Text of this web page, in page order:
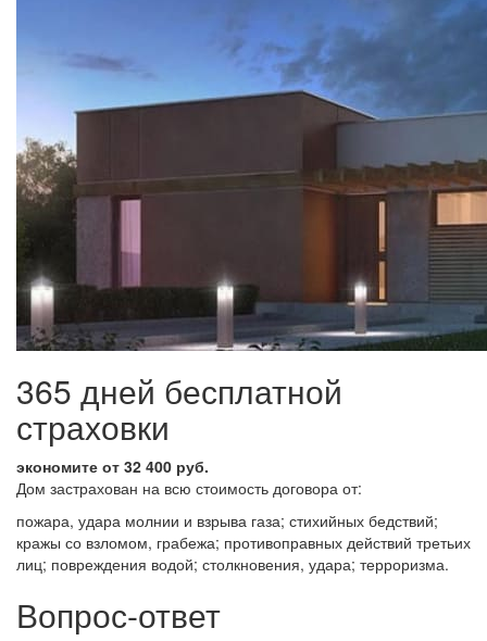
365 дней бесплатной
страховки
экономите от 32 400 руб.
Дом застрахован на всю стоимость договора от:
пожара, удара молнии и взрыва газа; стихийных бедствий;
кражы со взломом, грабежа; противоправных действий третьих
лиц; повреждения водой; столкновения, удара; терроризма.
Вопрос-ответ